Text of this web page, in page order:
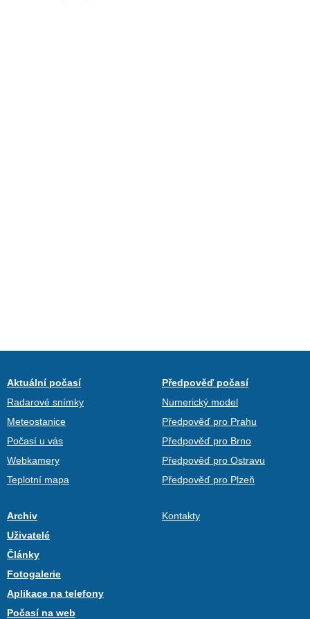
Aktuální počasí
Radarové snímky
Meteostanice
Počasí u vás
Webkamery
Teplotní mapa
Předpověď počasí
Numerický model
Předpověď pro Prahu
Předpověď pro Brno
Předpověď pro Ostravu
Předpověď pro Plzeň
Archiv
Uživatelé
Články
Fotogalerie
Aplikace na telefony
Počasí na web
Kontakty